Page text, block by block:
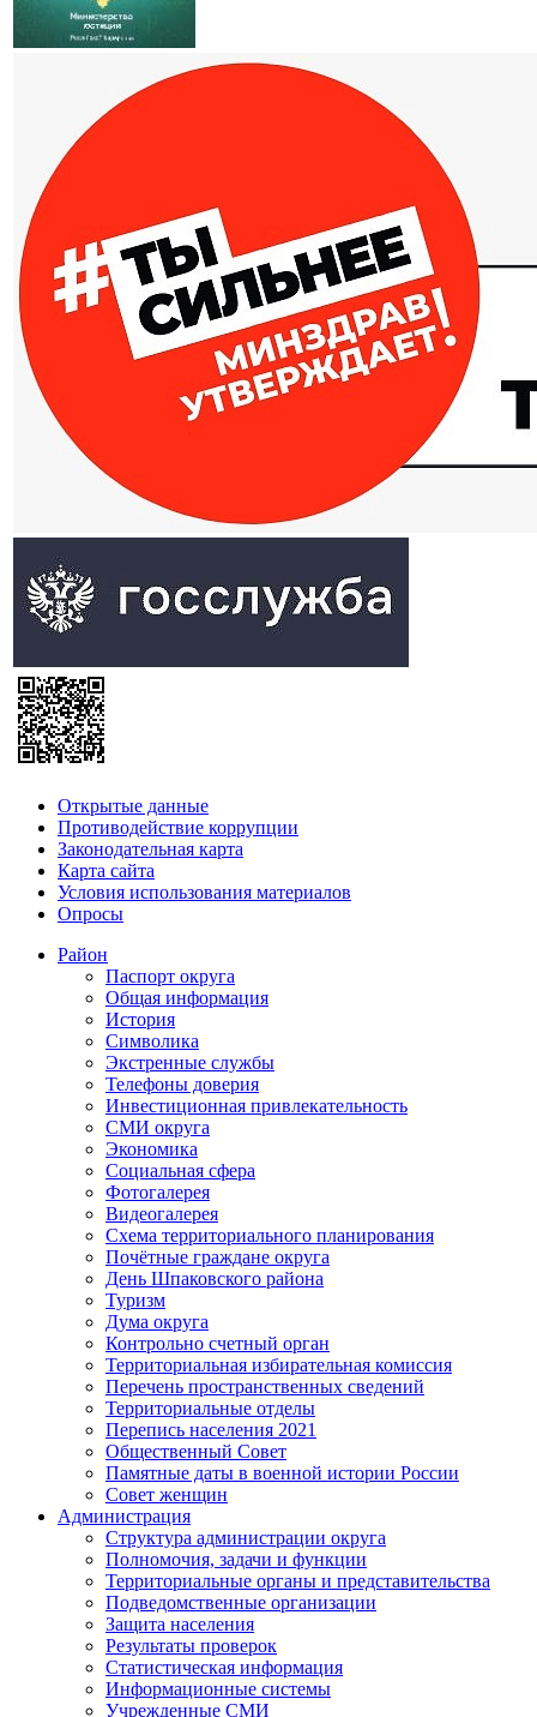
Открытые данные
Противодействие коррупции
Законодательная карта
Карта сайта
Условия использования материалов
Опросы
Район
Паспорт округа
Общая информация
История
Символика
Экстренные службы
Телефоны доверия
Инвестиционная привлекательность
СМИ округа
Экономика
Социальная сфера
Фотогалерея
Видеогалерея
Схема территориального планирования
Почётные граждане округа
День Шпаковского района
Туризм
Дума округа
Контрольно счетный орган
Территориальная избирательная комиссия
Перечень пространственных сведений
Территориальные отделы
Перепись населения 2021
Общественный Совет
Памятные даты в военной истории России
Совет женщин
Администрация
Структура администрации округа
Полномочия, задачи и функции
Территориальные органы и представительства
Подведомственные организации
Защита населения
Результаты проверок
Статистическая информация
Информационные системы
Учрежденные СМИ